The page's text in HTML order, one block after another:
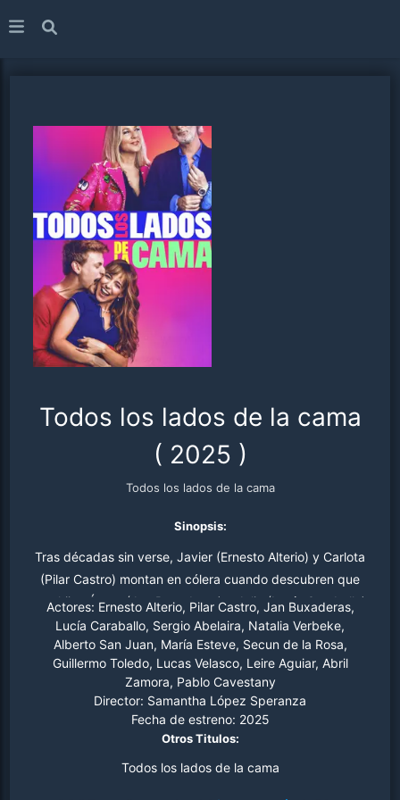
Todos los lados de la cama
( 2025 )
Todos los lados de la cama
Sinopsis:
Tras décadas sin verse, Javier (Ernesto Alterio) y Carlota
(Pilar Castro) montan en cólera cuando descubren que
sus hijos Óscar (Jan Buxaderas) y Julia (Lucía Caraballo)
planean casarse. Ni Paula (Natalia Verbeke), madre de
Óscar; ni Rafa (Alberto San Juan), convertido en gurú
contra las relaciones tóxicas; ni Pilar (María Esteve),
wedding planner; ni su amigo Carlos (Secun de la Rosa),
sirven de mucha ayuda a Javier y Carlota en su firme
propósito de impedir la boda. Y aunque Julia y Óscar
Actores: Ernesto Alterio, Pilar Castro, Jan Buxaderas,
Lucía Caraballo, Sergio Abelaira, Natalia Verbeke,
Alberto San Juan, María Esteve, Secun de la Rosa,
Guillermo Toledo, Lucas Velasco, Leire Aguiar, Abril
Zamora, Pablo Cavestany
Director: Samantha López Speranza
Fecha de estreno: 2025
Otros Titulos:
Todos los lados de la cama